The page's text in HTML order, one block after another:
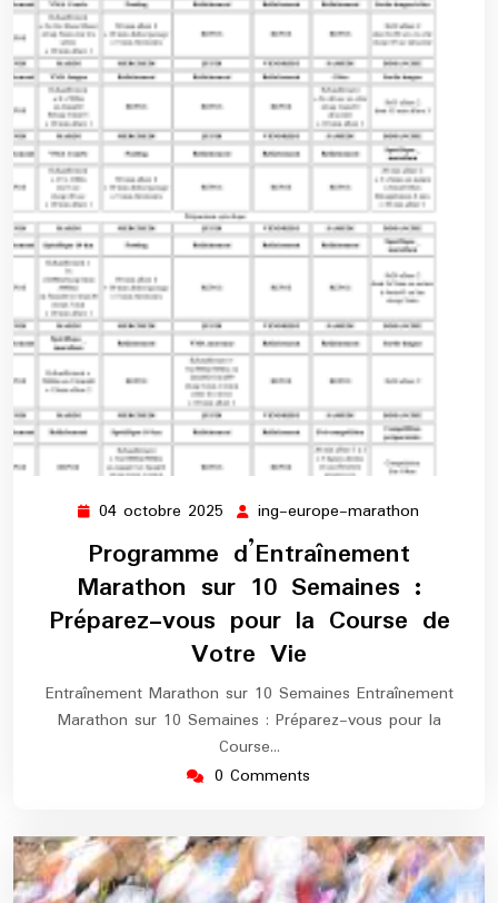
04 octobre 2025 04
octobre
2025
ing-europe-marathon
Programme d’Entraînement
Marathon sur 10 Semaines :
Préparez-vous pour la Course de
Votre Vie
Entraînement Marathon sur 10 Semaines Entraînement
Marathon sur 10 Semaines : Préparez-vous pour la
Course…
0 Comments